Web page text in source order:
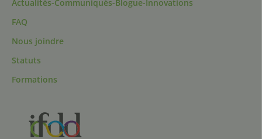
Actualités-Communiqués-Blogue-Innovations
FAQ
Nous joindre
Statuts
Formations